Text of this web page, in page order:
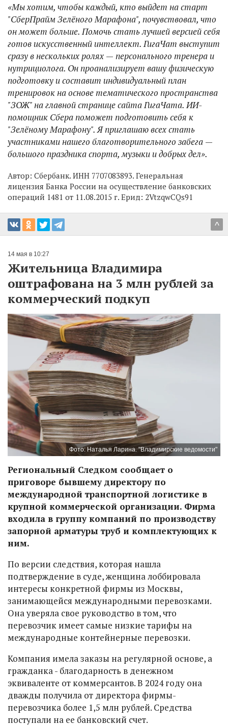
«Мы хотим, чтобы каждый, кто выйдет на старт
"СберПрайм Зелёного Марафона", почувствовал, что
он может больше. Помочь стать лучшей версией себя
готов искусственный интеллект. ГигаЧат выступит
сразу в нескольких ролях — персонального тренера и
нутрициолога. Он проанализирует вашу физическую
подготовку и составит индивидуальный план
тренировок на основе тематического пространства
"ЗОЖ" на главной странице сайта ГигаЧата. ИИ-
помощник Сбера поможет подготовить себя к
"Зелёному Марафону". Я приглашаю всех стать
участниками нашего благотворительного забега —
большого праздника спорта, музыки и добрых дел».
Автор: Сбербанк. ИНН 7707083893. Генеральная
лицензия Банка России на осуществление банковских
операций 1481 от 11.08.2015 г. Ерид: 2VtzqwCQs91
^
14 мая в 10:27
Жительница Владимира
оштрафована на 3 млн рублей за
коммерческий подкуп
Фото: Наталья Ларина. "Владимирские ведомости"
Региональный Следком сообщает о
приговоре бывшему директору по
международной транспортной логистике в
крупной коммерческой организации. Фирма
входила в группу компаний по производству
запорной арматуры труб и комплектующих к
ним.
По версии следствия, которая нашла
подтверждение в суде, женщина лоббировала
интересы конкретной фирмы из Москвы,
занимающейся международными перевозками.
Она уверяла свое руководство в том, что
перевозчик имеет самые низкие тарифы на
международные контейнерные перевозки.
Компания имела заказы на регулярной основе, а
гражданка - благодарность в денежном
эквиваленте от коммерсантов. В 2024 году она
дважды получила от директора фирмы-
перевозчика более 1,5 млн рублей. Средства
поступали на ее банковский счет.